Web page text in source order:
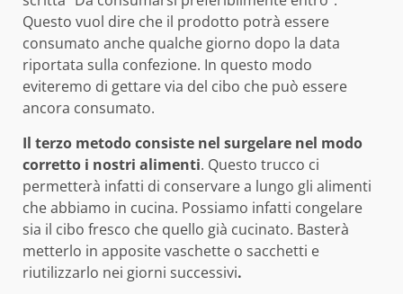
Questo vuol dire che il prodotto potrà essere
consumato anche qualche giorno dopo la data
riportata sulla confezione. In questo modo
eviteremo di gettare via del cibo che può essere
ancora consumato.
Il terzo metodo consiste nel surgelare nel modo
corretto i nostri alimenti. Questo trucco ci
permetterà infatti di conservare a lungo gli alimenti
che abbiamo in cucina. Possiamo infatti congelare
sia il cibo fresco che quello già cucinato. Basterà
metterlo in apposite vaschette o sacchetti e
riutilizzarlo nei giorni successivi.